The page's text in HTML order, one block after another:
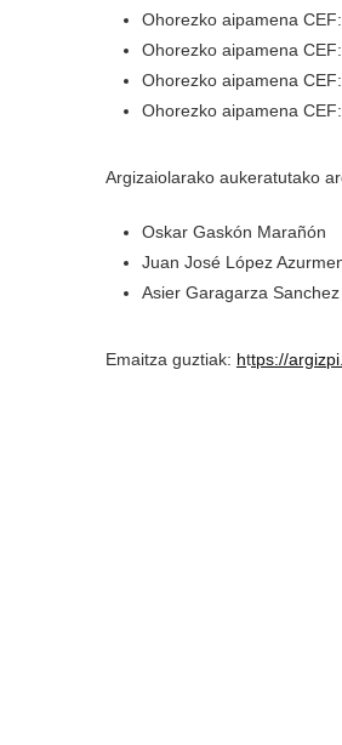
Ohorezko aipamena
Ohorezko aipamena
Ohorezko aipamena
Ohorezko aipamena
Argizaiolarako aukeratutako
Oskar Gaskón Marañón
Juan José López
Asier Garagarza Sanchez
Emaitza guztiak: https://